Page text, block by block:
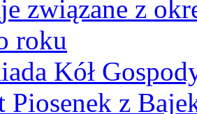
związane z
roku
Kół
Piosenek z